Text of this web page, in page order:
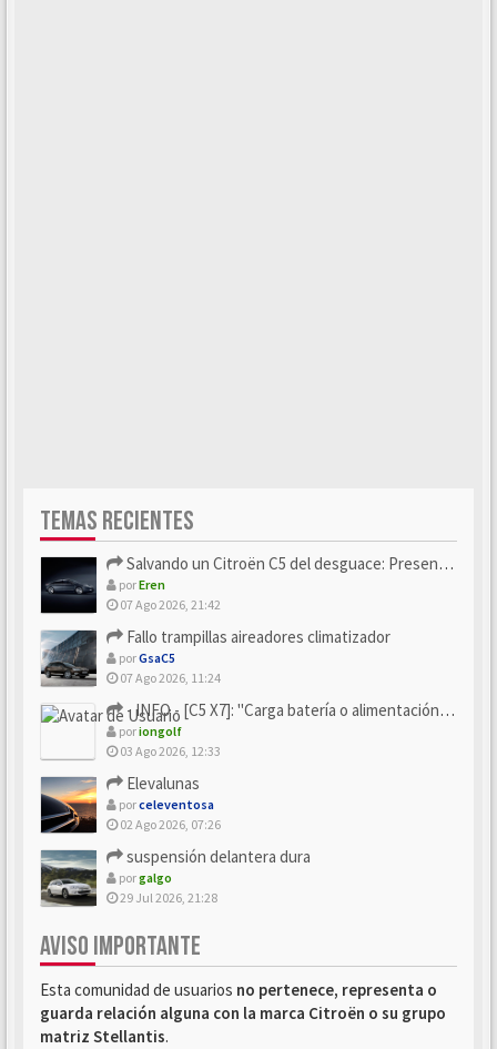
TEMAS RECIENTES
Salvando un Citroën C5 del desguace: Presentación y seguimiento
porEren
07 Ago 2026, 21:42
Fallo trampillas aireadores climatizador
porGsaC5
07 Ago 2026, 11:24
- INFO - [C5 X7]: "Carga batería o alimentación eléctri...
poriongolf
03 Ago 2026, 12:33
Elevalunas
porceleventosa
02 Ago 2026, 07:26
suspensión delantera dura
porgalgo
29 Jul 2026, 21:28
AVISO IMPORTANTE
Esta comunidad de usuarios no pertenece, representa o
guarda relación alguna con la marca Citroën o su grupo
matriz Stellantis.